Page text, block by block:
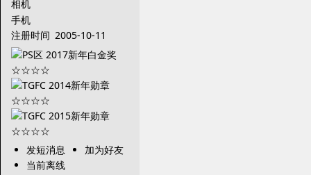
相机
手机
注册时间 2005-10-11
发短消息
加为好友
当前离线